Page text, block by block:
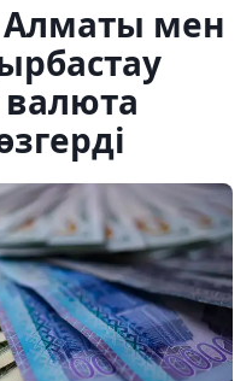
Алматы мен
валюта